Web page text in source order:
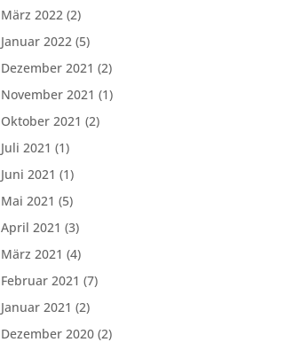
März 2022 (2)
Januar 2022 (5)
Dezember 2021 (2)
November 2021 (1)
Oktober 2021 (2)
Juli 2021 (1)
Juni 2021 (1)
Mai 2021 (5)
April 2021 (3)
März 2021 (4)
Februar 2021 (7)
Januar 2021 (2)
Dezember 2020 (2)